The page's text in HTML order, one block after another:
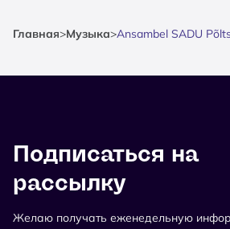
Главная>Музыка>Ansambel SADU
Подписаться на
рассылку
Желаю получать еженедельную